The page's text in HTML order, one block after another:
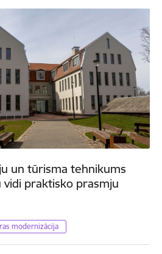
un tūrisma tehnikums
vidi praktisko prasmju
modernizācija